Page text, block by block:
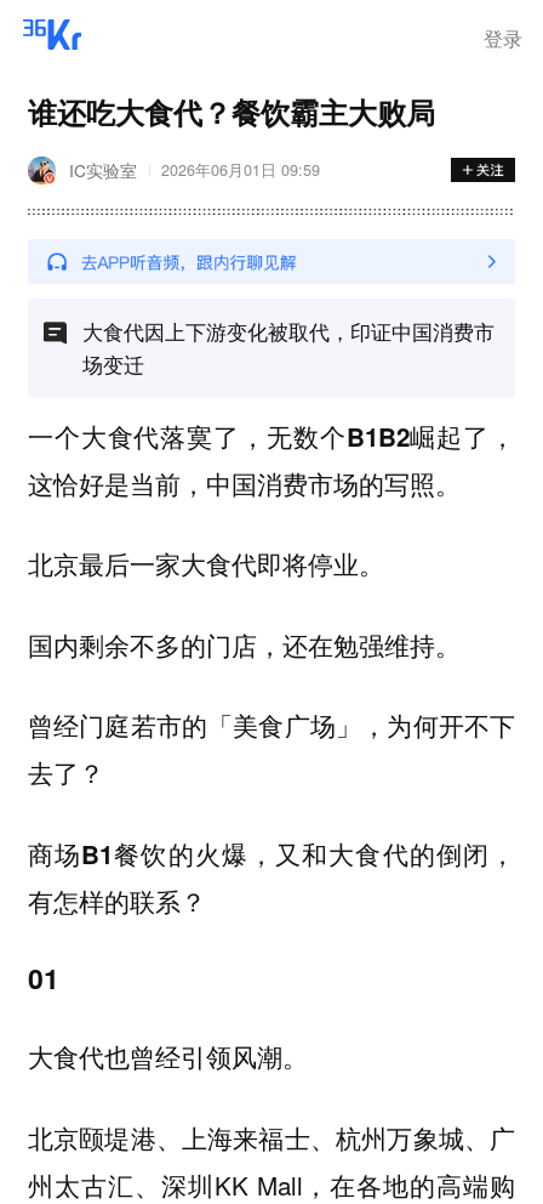
登录
谁还吃大食代？餐饮霸主大败局
IC实验室 2026年06月01日 09:59
大食代因上下游变化被取代，印证中国消费市
场变迁
一个大食代落寞了，无数个B1B2崛起了，
这恰好是当前，中国消费市场的写照。
北京最后一家大食代即将停业。
国内剩余不多的门店，还在勉强维持。
曾经门庭若市的「美食广场」，为何开不下
去了？
商场B1餐饮的火爆，又和大食代的倒闭，
有怎样的联系？
01
大食代也曾经引领风潮。
北京颐堤港、上海来福士、杭州万象城、广
州太古汇、深圳KK Mall，在各地的高端购